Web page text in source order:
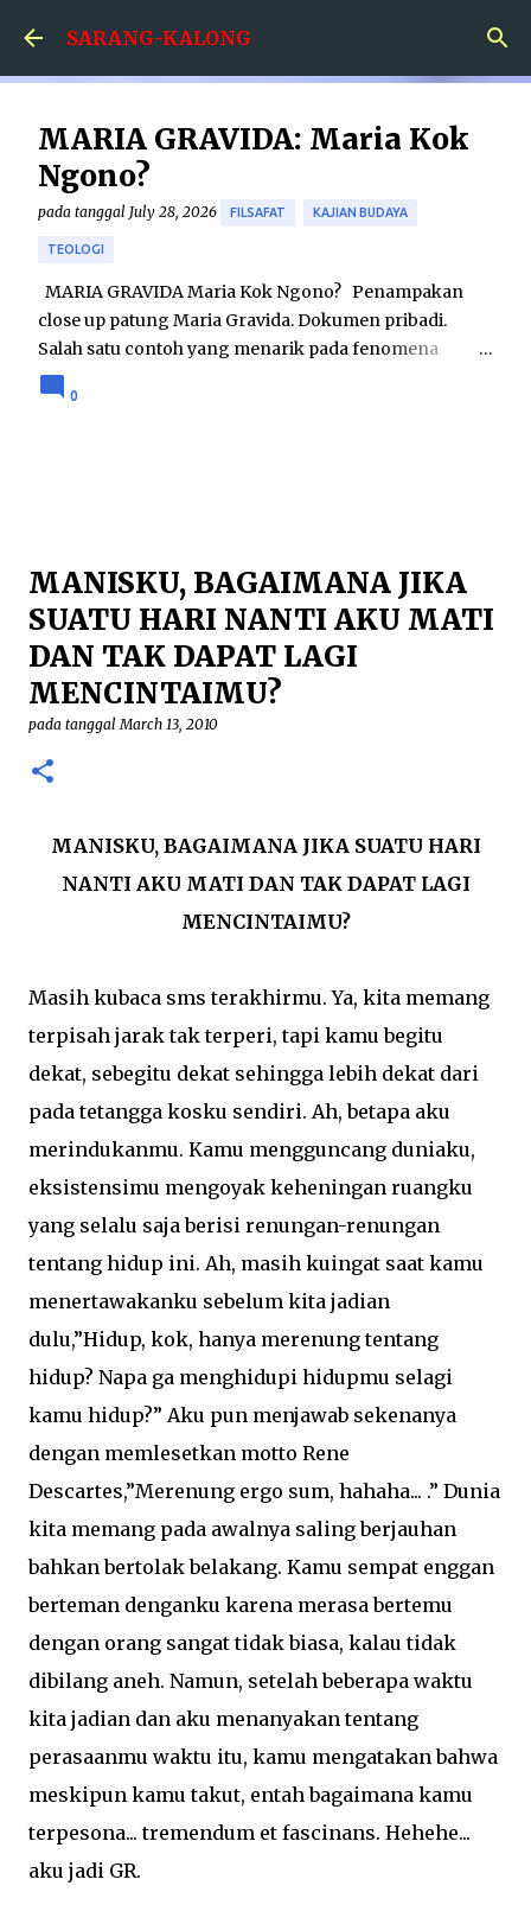
Skip to main content
SARANG-KALONG
MARIA GRAVIDA: Maria Kok
Ngono?
pada tanggal July 28, 2026 FILSAFAT KAJIAN BUDAYA
TEOLOGI
MARIA GRAVIDA Maria Kok Ngono? Penampakan
close up patung Maria Gravida. Dokumen pribadi.
Salah satu contoh yang menarik pada fenomena
hubungan agama dan seni adalah karya patung Maria
Gravida. Karya tersebut menampilkan sosok Maria
Maria tengah hamil besar itu adalah karya seni yang
minoritas. Pada umumnya Gereja akan
menggambarkan Bunda Maria sebagai seorang ratu
(regina) yang gilang-gemilang. Pada beberapa karya,
seperti patung Maria yang ada pada Gereja Lawang—
Malang, Maria digambarkan sebagai sang Perempuan
ataupun Maria sebagai Perempuan Kitab Wahyu itu
berdevosi pada Maria yang menang itu. ...
0
MANISKU, BAGAIMANA JIKA
SUATU HARI NANTI AKU MATI
DAN TAK DAPAT LAGI
MENCINTAIMU?
pada tanggalMarch 13, 2010
MANISKU, BAGAIMANA JIKA SUATU HARI
NANTI AKU MATI DAN TAK DAPAT LAGI
MENCINTAIMU?
Masih kubaca sms terakhirmu. Ya, kita memang
terpisah jarak tak terperi, tapi kamu begitu
dekat, sebegitu dekat sehingga lebih dekat dari
pada tetangga kosku sendiri. Ah, betapa aku
merindukanmu. Kamu mengguncang duniaku,
eksistensimu mengoyak keheningan ruangku
yang selalu saja berisi renungan-renungan
tentang hidup ini. Ah, masih kuingat saat kamu
menertawakanku sebelum kita jadian
dulu,”Hidup, kok, hanya merenung tentang
hidup? Napa ga menghidupi hidupmu selagi
kamu hidup?” Aku pun menjawab sekenanya
dengan memlesetkan motto Rene
Descartes,”Merenung ergo sum, hahaha... .” Dunia
kita memang pada awalnya saling berjauhan
bahkan bertolak belakang. Kamu sempat enggan
berteman denganku karena merasa bertemu
dengan orang sangat tidak biasa, kalau tidak
dibilang aneh. Namun, setelah beberapa waktu
kita jadian dan aku menanyakan tentang
perasaanmu waktu itu, kamu mengatakan bahwa
meskipun kamu takut, entah bagaimana kamu
terpesona... tremendum et fascinans. Hehehe...
aku jadi GR.